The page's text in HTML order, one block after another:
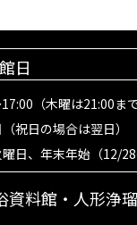
日
（木曜は21:00まで
日の場合は翌日）
末年始（12/28
資料館・人形浄